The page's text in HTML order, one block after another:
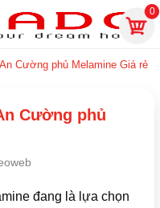
0
Cường phủ Melamine Giá rẻ
Cường phủ
đang là lựa chọn